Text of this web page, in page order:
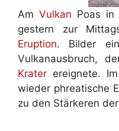
Am Vulkan Poas in
gestern zur
Eruption. Bilder
Vulkanausbruch,
Krater ereignete.
wieder phreatische
zu den Stärkeren